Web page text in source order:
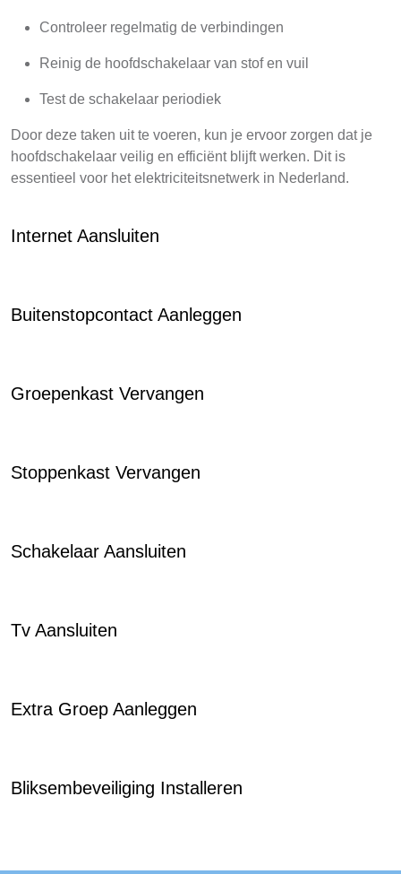
Controleer regelmatig de verbindingen
Reinig de hoofdschakelaar van stof en vuil
Test de schakelaar periodiek
Door deze taken uit te voeren, kun je ervoor zorgen dat je
hoofdschakelaar veilig en efficiënt blijft werken. Dit is
essentieel voor het elektriciteitsnetwerk in Nederland.
Internet Aansluiten
Buitenstopcontact Aanleggen
Groepenkast Vervangen
Stoppenkast Vervangen
Schakelaar Aansluiten
Tv Aansluiten
Extra Groep Aanleggen
Bliksembeveiliging Installeren